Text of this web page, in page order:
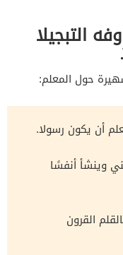
التبجيلا
حول المعلم:
أن يكون رسولا.
وينشأ أنفسًا
القرون